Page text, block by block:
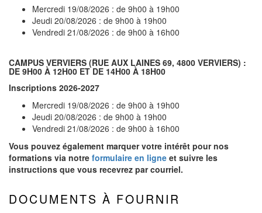
Mercredi 19/08/2026 : de 9h00 à 19h00
Jeudi 20/08/2026 : de 9h00 à 19h00
Vendredi 21/08/2026 : de 9h00 à 16h00
CAMPUS VERVIERS (RUE AUX LAINES 69, 4800 VERVIERS) :
DE 9H00 À 12H00 ET DE 14H00 À 18H00
Inscriptions 2026-2027
Mercredi 19/08/2026 : de 9h00 à 19h00
Jeudi 20/08/2026 : de 9h00 à 19h00
Vendredi 21/08/2026 : de 9h00 à 16h00
Vous pouvez également marquer votre intérêt pour nos
formations via notre formulaire en ligne et suivre les
instructions que vous recevrez par courriel.
DOCUMENTS À FOURNIR